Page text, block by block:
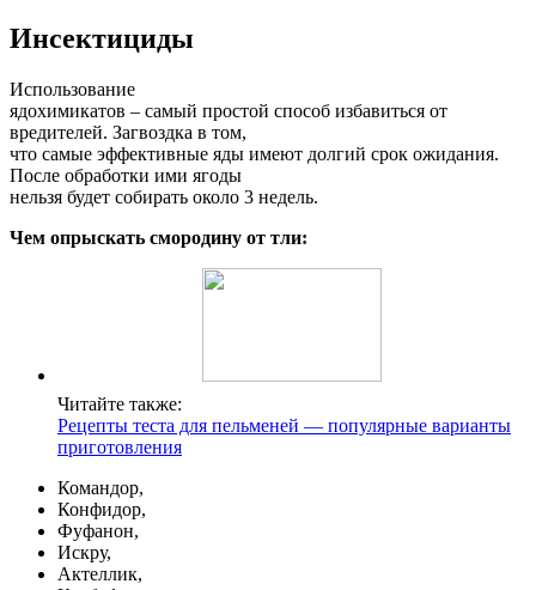
Инсектициды
Использование
ядохимикатов – самый простой способ избавиться от
вредителей. Загвоздка в том,
что самые эффективные яды имеют долгий срок ожидания.
После обработки ими ягоды
нельзя будет собирать около 3 недель.
Чем опрыскать смородину от тли:
Читайте также:
Рецепты теста для пельменей — популярные варианты
приготовления
Командор,
Конфидор,
Фуфанон,
Искру,
Актеллик,